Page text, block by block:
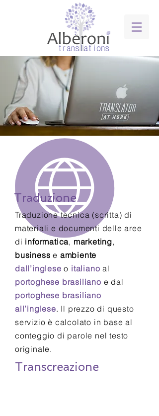
Traduzione
Traduzione tecnica (scritta) di
materiali e documenti delle aree
di informatica, marketing,
business e ambiente
dall’ingleseo italiano al
portoghese brasiliano e dal
portoghese brasiliano
all’inglese. Il prezzo di questo
servizio è calcolato in base al
conteggio di parole nel testo
originale.
Transcreazione